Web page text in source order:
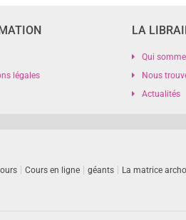
légales
LA
Qui
Nous
Actualités
Cours en ligne géants La matrice